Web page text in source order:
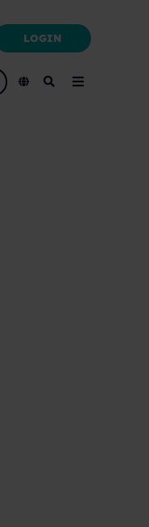
LOGIN